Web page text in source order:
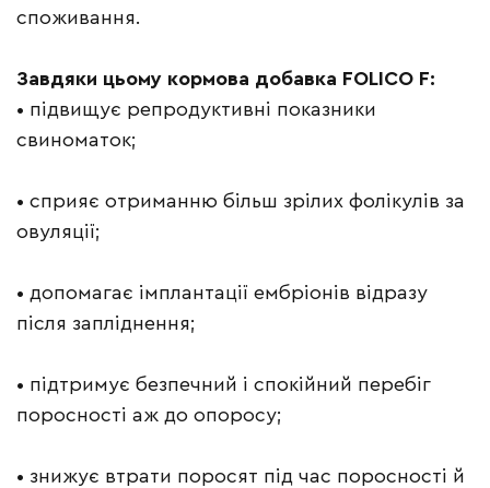
споживання.
Завдяки цьому кормова добавка FOLICO F:
• підвищує репродуктивні показники
свиноматок;
• сприяє отриманню більш зрілих фолікулів за
овуляції;
• допомагає імплантації ембріонів відразу
після запліднення;
• підтримує безпечний і спокійний перебіг
поросності аж до опоросу;
• знижує втрати поросят під час поросності й